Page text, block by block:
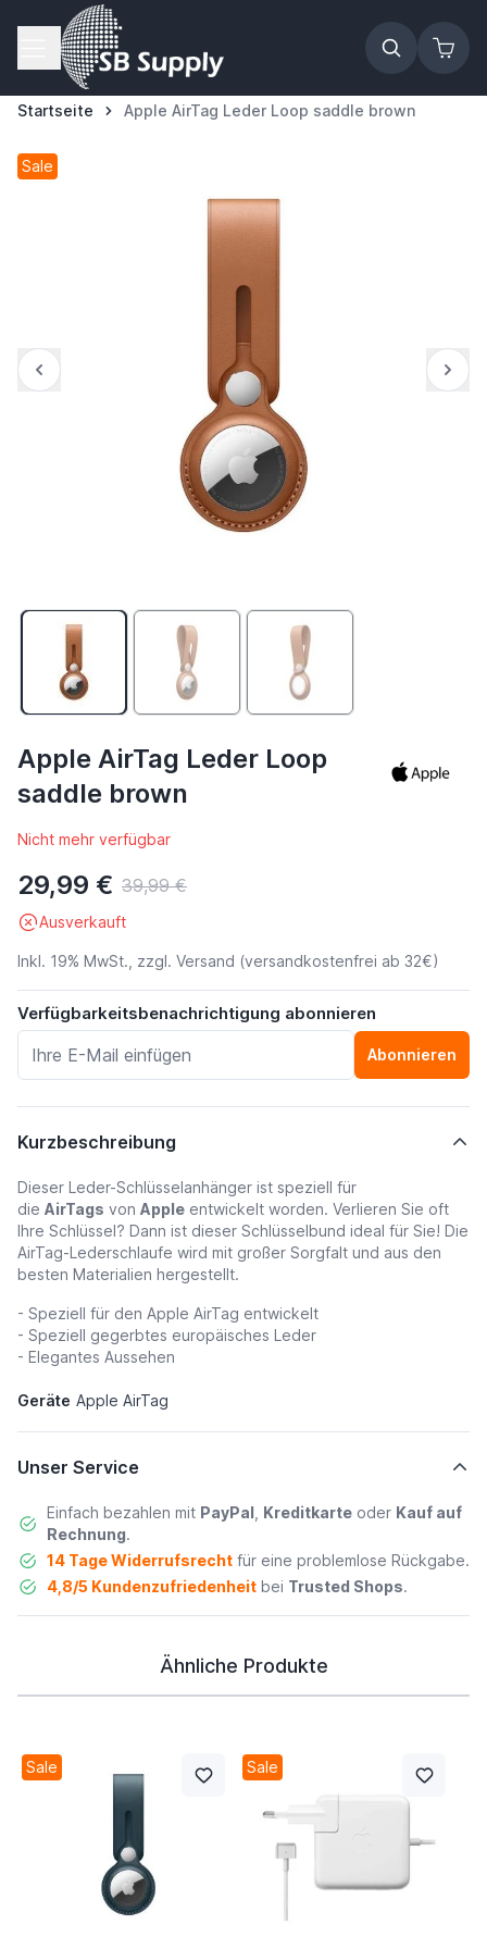
Zum Inhalt springen
Startseite Apple AirTag Leder Loop saddle brown
Sale
Apple AirTag Leder Loop
saddle brown
Nicht mehr verfügbar
29,99 € 39,99 €
Ausverkauft
Inkl. 19% MwSt., zzgl. Versand (versandkostenfrei ab 32€)
Verfügbarkeitsbenachrichtigung abonnieren
Abonnieren
Kurzbeschreibung
Dieser Leder-Schlüsselanhänger ist speziell für
die AirTags von Apple entwickelt worden. Verlieren Sie oft
Ihre Schlüssel? Dann ist dieser Schlüsselbund ideal für Sie! Die
AirTag-Lederschlaufe wird mit großer Sorgfalt und aus den
besten Materialien hergestellt.
- Speziell für den Apple AirTag entwickelt
- Speziell gegerbtes europäisches Leder
- Elegantes Aussehen
Geräte Apple AirTag
Unser Service
Einfach bezahlen mit PayPal Kreditkarteoder Kauf auf
Rechnung.
14 Tage Widerrufsrechtfür eine problemlose Rückgabe.
4,8/5 Kundenzufriedenheitbei Trusted Shops.
Ähnliche Produkte
Sale Sale